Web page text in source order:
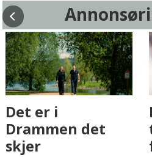
Fenistra endrer
eiendomsbransjen
med AI. Slik ser vi